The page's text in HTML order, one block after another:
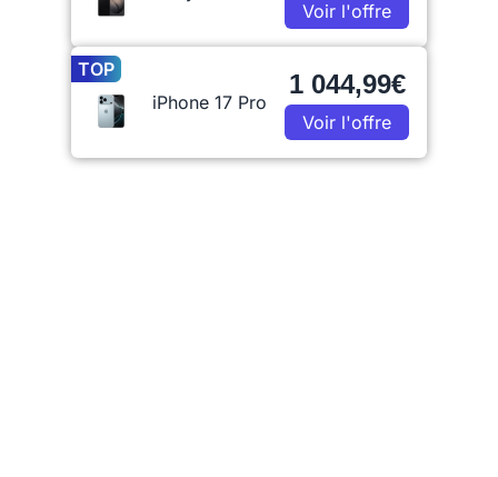
Voir l'offre
TOP
iPhone 17 Pro
1 044,99€
Voir l'offre